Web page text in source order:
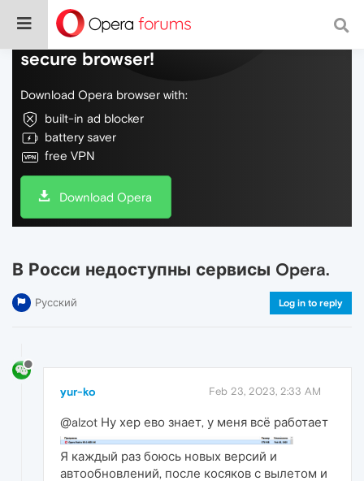
Do more on the web, with a fast and
secure browser!
Download Opera browser with:
built-in ad blocker
battery saver
free VPN
Download Opera
В Росси недоступны сервисы Opera.
Русский Log in to reply
yur-ko Feb 23, 2023, 2:33 AM
@alzot Ну хер ево знает, у меня всё работает
Я каждый раз боюсь новых версий и
автообновлений, после косяков с вылетом и